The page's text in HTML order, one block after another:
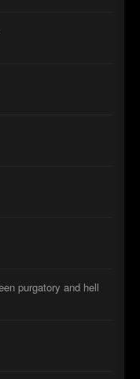
purgatory and hell